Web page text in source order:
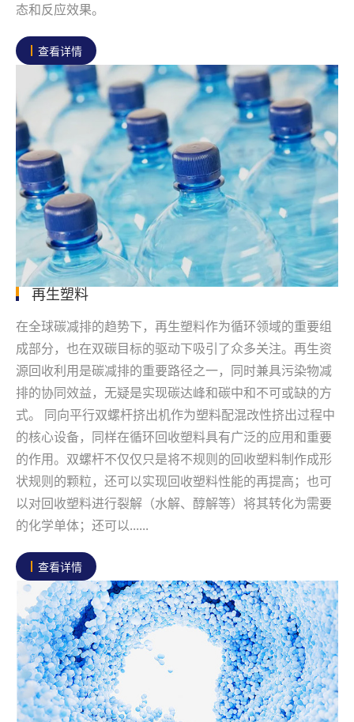
态和反应效果。
查看详情
再生塑料
在全球碳减排的趋势下，再生塑料作为循环领域的重要组
成部分，也在双碳目标的驱动下吸引了众多关注。再生资
源回收利用是碳减排的重要路径之一，同时兼具污染物减
排的协同效益，无疑是实现碳达峰和碳中和不可或缺的方
式。 同向平行双螺杆挤出机作为塑料配混改性挤出过程中
的核心设备，同样在循环回收塑料具有广泛的应用和重要
的作用。双螺杆不仅仅只是将不规则的回收塑料制作成形
状规则的颗粒，还可以实现回收塑料性能的再提高；也可
以对回收塑料进行裂解（水解、醇解等）将其转化为需要
的化学单体；还可以......
查看详情